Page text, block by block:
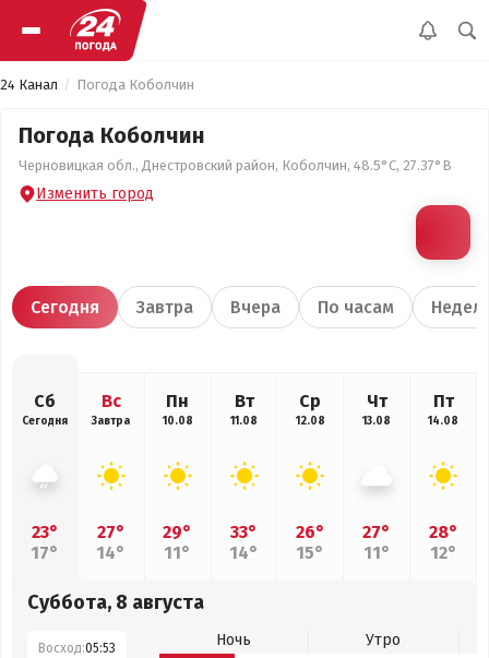
24 Канал Погода Коболчин
Погода Коболчин
Черновицкая обл., Днестровский район, Коболчин, 48.5°С, 27.37°В
Изменить город
Сегодня Завтра Вчера По часам
Сб
Сегодня
23°
17°
Вс
Завтра
27°
14°
Пн
10.08
29°
11°
Вт
11.08
33°
14°
Ср
12.08
26°
15°
Чт
13.08
27°
11°
Пт
14.08
28°
12°
Суббота, 8 августа
Восход:05:53 Ночь
Утро